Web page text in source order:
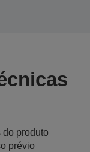
produto
prévio